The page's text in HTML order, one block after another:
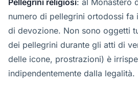
Pellegrini religiosi: al Monastero
numero di pellegrini ortodossi fa
di devozione. Non sono oggetti
dei pellegrini durante gli atti di
delle icone, prostrazioni) è
indipendentemente dalla legalità.